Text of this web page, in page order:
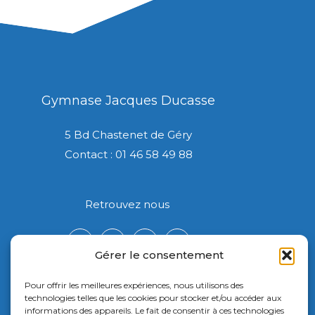
Gérer le consentement
Pour offrir les meilleures expériences, nous utilisons des
technologies telles que les cookies pour stocker et/ou accéder aux
informations des appareils. Le fait de consentir à ces technologies
Gymnase Jacques Ducasse
5 Bd Chastenet de Géry
Contact : 01 46 58 49 88
Retrouvez nous